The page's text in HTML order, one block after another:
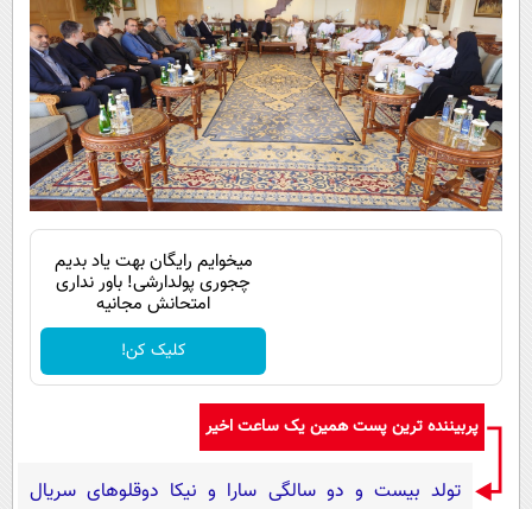
میخوایم رایگان بهت یاد بدیم
چجوری پولدارشی! باور نداری
امتحانش مجانیه
کلیک کن!
پربیننده ترین پست همین یک ساعت اخیر
تولد بیست و دو سالگی سارا و نیکا دوقلوهای سریال